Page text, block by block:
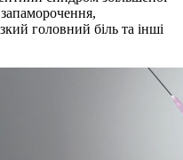
головний біль та інші